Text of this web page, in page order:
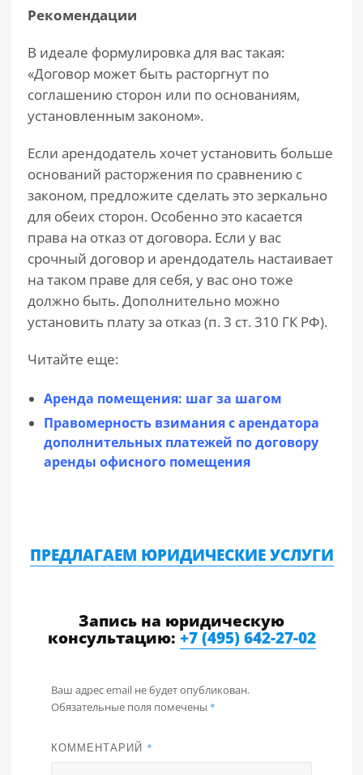
Рекомендации
В идеале формулировка для вас такая:
«Договор может быть расторгнут по
соглашению сторон или по основаниям,
установленным законом».
Если арендодатель хочет установить больше
оснований расторжения по сравнению с
законом, предложите сделать это зеркально
для обеих сторон. Особенно это касается
права на отказ от договора. Если у вас
срочный договор и арендодатель настаивает
на таком праве для себя, у вас оно тоже
должно быть. Дополнительно можно
установить плату за отказ (п. 3 ст. 310 ГК РФ).
Читайте еще:
Аренда помещения: шаг за шагом
Правомерность взимания с арендатора
дополнительных платежей по договору
аренды офисного помещения
ПРЕДЛАГАЕМ ЮРИДИЧЕСКИЕ УСЛУГИ
Запись на юридическую
консультацию: +7 (495) 642-27-02
Ваш адрес email не будет опубликован.
Обязательные поля помечены *
КОММЕНТАРИЙ *